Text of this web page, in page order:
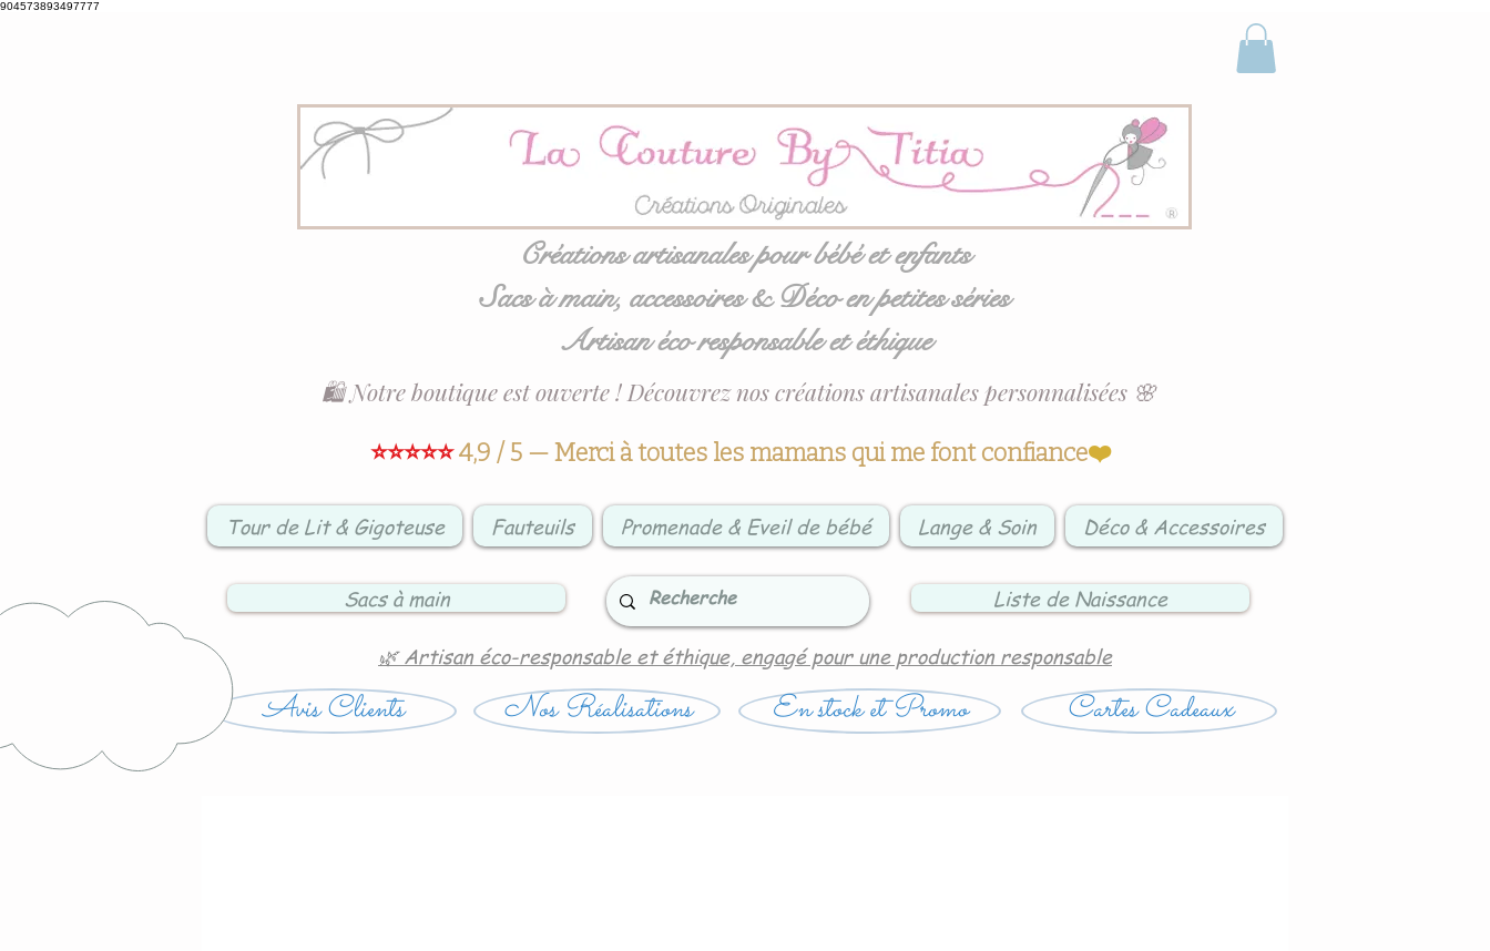
904573893497777
Créations artisanales pour bébé et enfants
Sacs à main, accessoires & Déco en petites séries
Artisan éco responsable et éthique
⭐⭐⭐⭐⭐4,9 / 5 — Merci à toutes les mamans qui me font confiance❤️
🛍️ Notre boutique est ouverte ! Découvrez nos créations artisanales personnalisées 🌸
Tour de Lit & Gigoteuse Fauteuils Promenade & Eveil de bébé Lange & Soin Déco & Accessoires
Sacs à main Liste de Naissance
🌿 Artisan éco-responsable et éthique, engagé pour une production responsable
Avis Clients Nos Réalisations En stock et Promo Cartes Cadeaux